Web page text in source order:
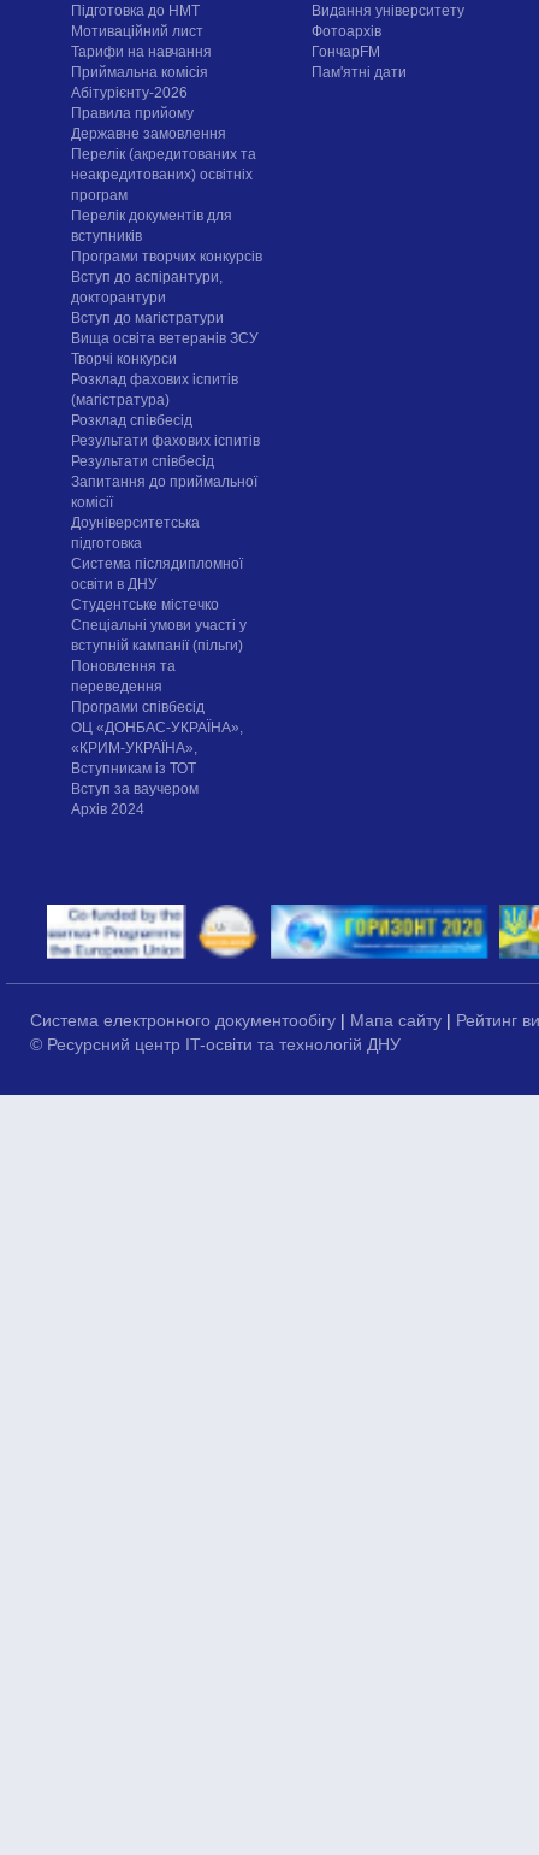
Підготовка до НМТ
Мотиваційний лист
Тарифи на навчання
Приймальна комісія
Абітурієнту-2026
Правила прийому
Державне замовлення
Перелік (акредитованих та
неакредитованих) освітніх
програм
Перелік документів для
вступників
Програми творчих конкурсiв
Вступ до аспірантури,
докторантури
Вступ до магістратури
Вища освіта ветеранів ЗСУ
Творчі конкурси
Розклад фахових іспитів
(магістратура)
Розклад співбесід
Результати фахових іспитів
Результати співбесід
Запитання до приймальної
комісії
Доуніверситетська
підготовка
Система післядипломної
освіти в ДНУ
Cтудентське містечко
Спеціальні умови участі у
вступній кампанії (пільги)
Поновлення та
переведення
Програми співбесід
ОЦ «ДОНБАС-УКРАЇНА»,
«КРИМ-УКРАЇНА»,
Вступникам із ТОТ
Вступ за ваучером
Архів 2024
Видання університету
Фотоархів
ГончарFM
Пам'ятні дати
Система електронного документообігу | Мапа сайту | Рейтинг
© Ресурсний центр IT-освіти та технологій ДНУ